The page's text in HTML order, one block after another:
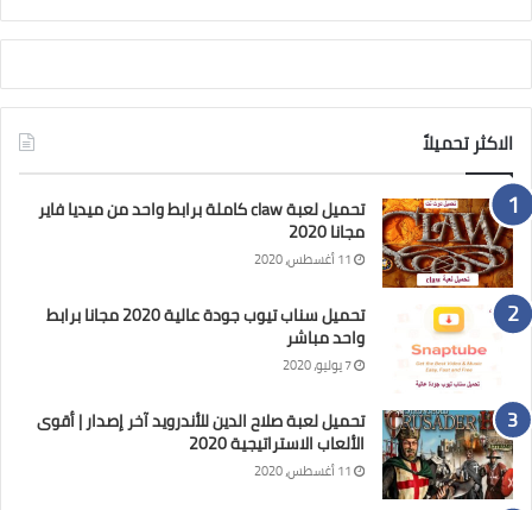
الاكثر تحميلاً
تحميل لعبة claw كاملة برابط واحد من ميديا فاير
مجانا 2020
11 أغسطس، 2020
تحميل سناب تيوب جودة عالية 2020 مجانا برابط
واحد مباشر
7 يوليو، 2020
تحميل لعبة صلاح الدين للأندرويد آخر إصدار | أقوى
الألعاب الاستراتيجية 2020
11 أغسطس، 2020